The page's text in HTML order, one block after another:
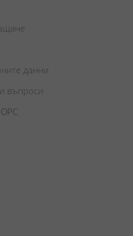
данни
въпроси